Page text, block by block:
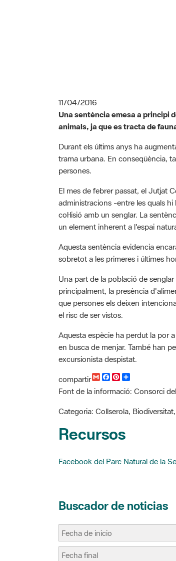
11/04/2016
Una sentència emesa a principi
animals, ja que es tracta de
Durant els últims anys ha
trama urbana. En conseqüència,
persones.
El mes de febrer passat, el Jutjat
administracions -entre les quals hi
col·lisió amb un senglar. La
un element inherent a l'espai
Aquesta sentència evidencia
sobretot a les primeres i últimes
Una part de la població de
principalment, la presència
que persones els deixen
el risc de ser vistos.
Aquesta espècie ha perdut la por
en busca de menjar. També han
excursionista despistat.
compartir
G
a
l
F
c
b
o
k
P
n
e
r
s
t
m
a
Font de la informació: Consorci
Categoria: Collserola,
Recursos
Facebook del Parc Natural de la
Buscador de noticias